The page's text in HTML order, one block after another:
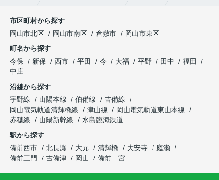
市区町村から探す
岡山市北区
岡山市南区 倉敷市
岡山市東区
町名から探す
今保
新保 西市 平田 今 大福 平野 田中
福田
中庄
沿線から探す
宇野線
山陽本線 伯備線
吉備線
岡山電気軌道清輝橋線
津山線
岡山電気軌道東山本線
赤穂線
山陽新幹線
水島臨海鉄道
駅から探す
備前西市
北長瀬 大元 清輝橋 大安寺
庭瀬
備前三門
吉備津 岡山 備前一宮